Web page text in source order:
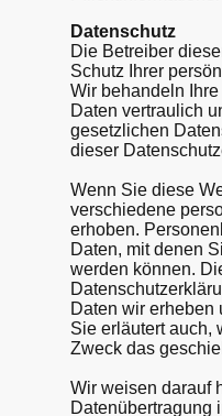
Datenschutz
Die Betreiber
Schutz Ihrer
Wir behandeln
Daten vertraulich
gesetzlichen
dieser
Wenn Sie diese
verschiedene
erhoben.
Daten, mit denen
werden können.
Daten wir erheben
Sie erläutert auch,
Zweck das
Wir weisen darauf
Datenübertragung